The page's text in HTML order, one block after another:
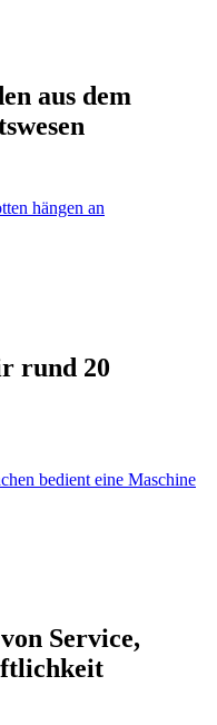
aus dem
rund 20
Service,